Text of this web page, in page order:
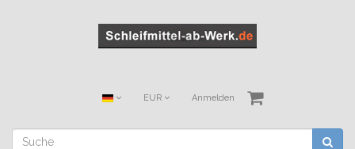
EUR Anmelden